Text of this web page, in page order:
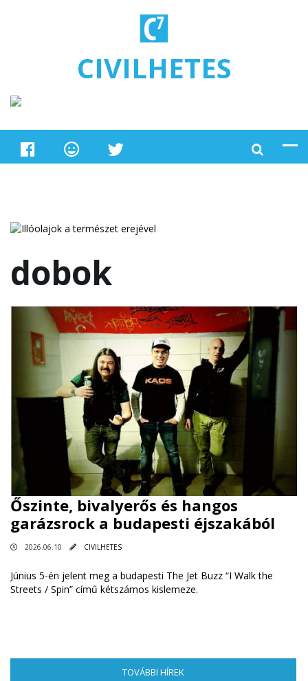
CIVILHETES
dobok
Őszinte, bivalyerős és hangos
garázsrock a budapesti éjszakából
2026.06.10 CIVILHETES
Június 5-én jelent meg a budapesti The Jet Buzz “I Walk the
Streets / Spin” című kétszámos kislemeze.
TOVÁBBI HÍREK